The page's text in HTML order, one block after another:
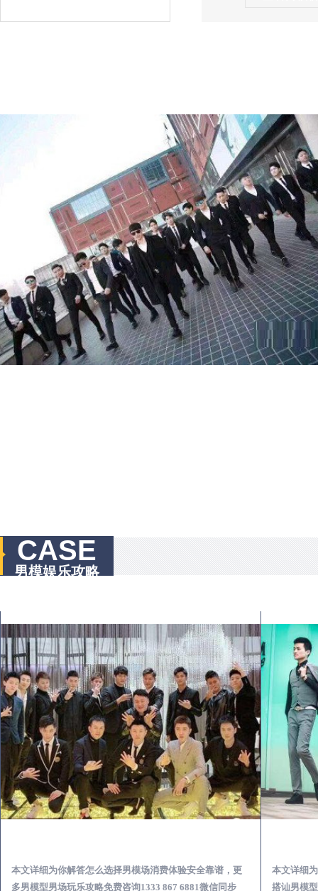
CASE
男模娱乐攻略
本文详细为你解答怎么选择男模场消费体验安全靠谱，更
多男模型男场玩乐攻略免费咨询1333 867 6881微信同步
本文详细
搭讪男模